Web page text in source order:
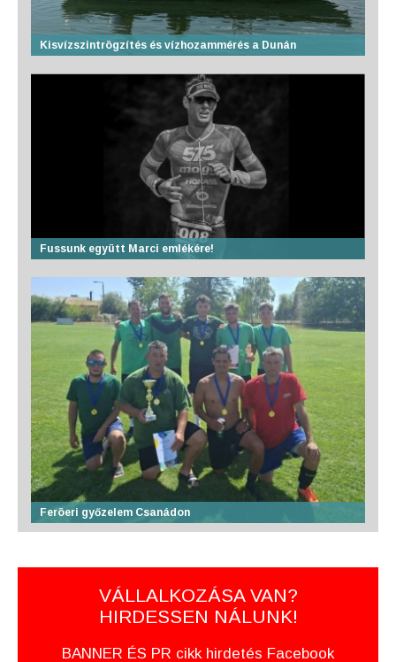
Kisvízszintrögzítés és vízhozammérés a Dunán
Fussunk együtt Marci emlékére!
Feröeri győzelem Csanádon
VÁLLALKOZÁSA VAN?
HIRDESSEN NÁLUNK!
BANNER ÉS PR cikk hirdetés Facebook